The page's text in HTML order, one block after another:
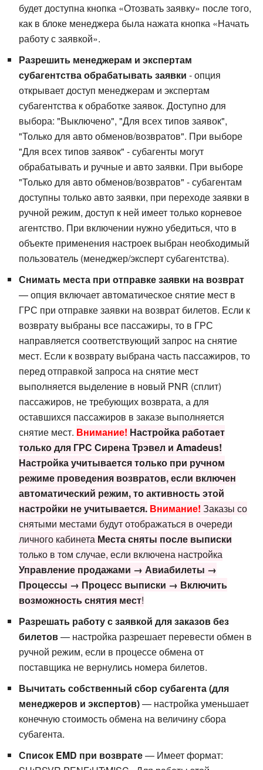
будет доступна кнопка «Отозвать заявку» после того,
как в блоке менеджера была нажата кнопка «Начать
работу с заявкой».
Разрешить менеджерам и экспертам
субагентства обрабатывать заявки - опция
открывает доступ менеджерам и экспертам
субагентства к обработке заявок. Доступно для
выбора: "Выключено", "Для всех типов заявок",
"Только для авто обменов/возвратов". При выборе
"Для всех типов заявок" - субагенты могут
обрабатывать и ручные и авто заявки. При выборе
"Только для авто обменов/возвратов" - субагентам
доступны только авто заявки, при переходе заявки в
ручной режим, доступ к ней имеет только корневое
агентство. При включении нужно убедиться, что в
объекте применения настроек выбран необходимый
пользователь (менеджер/эксперт субагентства).
Снимать места при отправке заявки на возврат
— опция включает автоматическое снятие мест в
ГРС при отправке заявки на возврат билетов. Если к
возврату выбраны все пассажиры, то в ГРС
направляется соответствующий запрос на снятие
мест. Если к возврату выбрана часть пассажиров, то
перед отправкой запроса на снятие мест
выполняется выделение в новый PNR (сплит)
пассажиров, не требующих возврата, а для
оставшихся пассажиров в заказе выполняется
снятие мест. Внимание! Настройка работает
только для ГРС Сирена Трэвел и Amadeus!
Настройка учитывается только при ручном
режиме проведения возвратов, если включен
автоматический режим, то активность этой
настройки не учитывается. Внимание! Заказы со
снятыми местами будут отображаться в очереди
личного кабинета Места сняты после выписки
только в том случае, если включена настройка
Управление продажами → Авиабилеты →
Процессы → Процесс выписки → Включить
возможность снятия мест!
Разрешать работу с заявкой для заказов без
билетов— настройка разрешает перевести обмен в
ручной режим, если в процессе обмена от
поставщика не вернулись номера билетов.
Вычитать собственный сбор субагента (для
менеджеров и экспертов)— настройка уменьшает
конечную стоимость обмена на величину сбора
субагента.
Список EMD при возврате— Имеет формат: